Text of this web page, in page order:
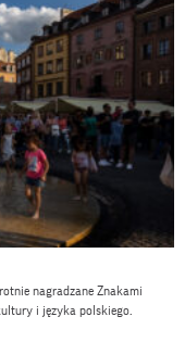
nagradzane Znakami
i języka polskiego.